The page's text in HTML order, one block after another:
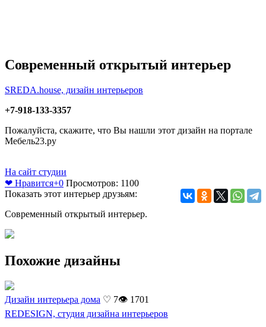
Современный открытый интерьер
SREDA.house, дизайн интерьеров
+7-918-133-3357
Пожалуйста, скажите, что Вы нашли этот дизайн на портале
Мебель23.ру
На сайт студии
❤ Нравится+0 Просмотров: 1100
Показать этот интерьер друзьям:
Современный открытый интерьер.
Похожие дизайны
Дизайн интерьера дома ♡ 7👁 1701
REDESIGN, студия дизайна интерьеров